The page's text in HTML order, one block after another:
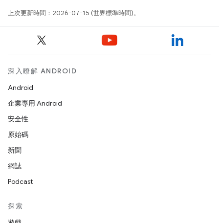
上次更新時間：2026-07-15 (世界標準時間)。
深入瞭解 ANDROID
Android
企業專用 Android
安全性
原始碼
新聞
網誌
Podcast
探索